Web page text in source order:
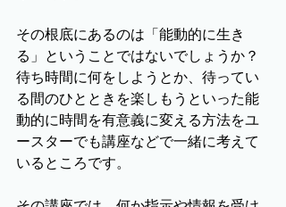
その根底にあるのは「能動的に生き
る」ということではないでしょうか？
待ち時間に何をしようとか、待ってい
る間のひとときを楽しもうといった能
動的に時間を有意義に変える方法をユ
ースターでも講座などで一緒に考えて
いるところです。